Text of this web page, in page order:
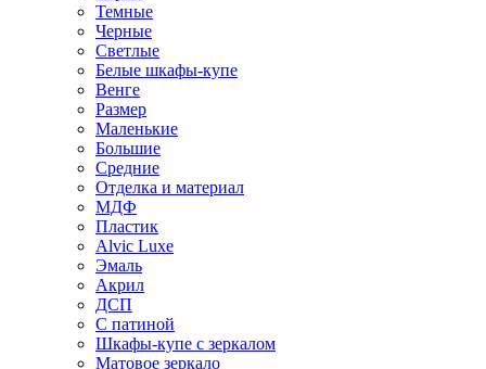
Темные
Черные
Светлые
Белые шкафы-купе
Венге
Размер
Маленькие
Большие
Средние
Отделка и материал
МДФ
Пластик
Alvic Luxe
Эмаль
Акрил
ДСП
С патиной
Шкафы-купе с зеркалом
Матовое зеркало